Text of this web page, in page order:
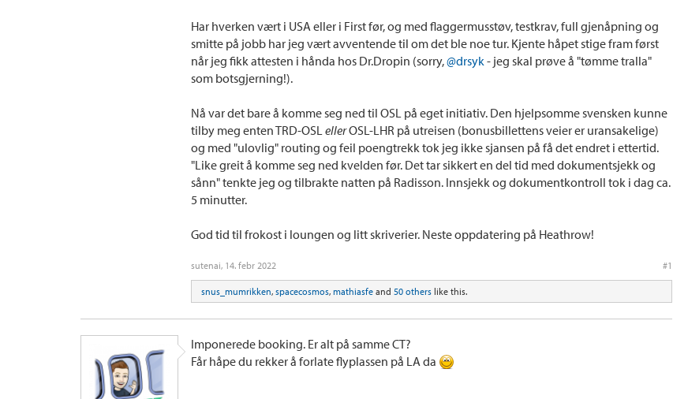
Har hverken vært i USA eller i First før, og med flaggermusstøv, testkrav, full gjenåpning og
smitte på jobb har jeg vært avventende til om det ble noe tur. Kjente håpet stige fram først
når jeg fikk attesten i hånda hos Dr.Dropin (sorry,@drsyk- jeg skal prøve å "tømme tralla"
som botsgjerning!).
Nå var det bare å komme seg ned til OSL på eget initiativ. Den hjelpsomme svensken kunne
tilby meg enten TRD-OSLellerOSL-LHR på utreisen (bonusbillettens veier er uransakelige)
og med "ulovlig" routing og feil poengtrekk tok jeg ikke sjansen på få det endret i ettertid.
"Like greit å komme seg ned kvelden før. Det tar sikkert en del tid med dokumentsjekk og
sånn" tenkte jeg og tilbrakte natten på Radisson. Innsjekk og dokumentkontroll tok i dag ca.
5 minutter.
God tid til frokost i loungen og litt skriverier. Neste oppdatering på Heathrow!
sutenai, 14. febr 2022 #1
snus_mumrikken, spacecosmos, mathiasfe and 50 others like this.
Imponerede booking. Er alt på samme CT?
Får håpe du rekker å forlate flyplassen på LA da